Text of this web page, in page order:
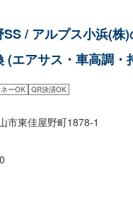
/ アルプス小浜(株
(エアサス・車高調・
ーOK QR決済OK
市東佳屋野町1878-1